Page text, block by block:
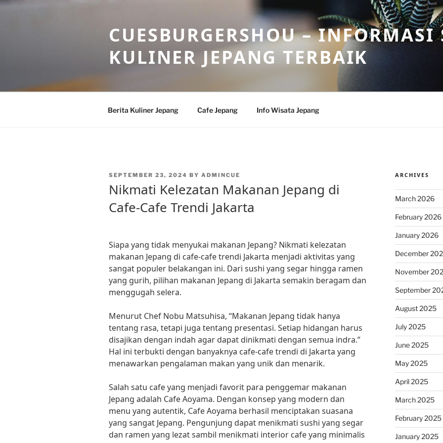
Skip
CUESBURGERSHOU – INFORMASI
KULINER JEPANG TERBAIK
Berita Kuliner Jepang Cafe Jepang Info Wisata Jepang
POSTED
SEPTEMBER 23, 2024 BY ADMINCUE
Nikmati Kelezatan Makanan Jepang di
Cafe-Cafe Trendi Jakarta
Siapa yang tidak menyukai makanan Jepang? Nikmati kelezatan
makanan Jepang di cafe-cafe trendi Jakarta menjadi aktivitas yang
sangat populer belakangan ini. Dari sushi yang segar hingga ramen
yang gurih, pilihan makanan Jepang di Jakarta semakin beragam dan
menggugah selera.
Menurut Chef Nobu Matsuhisa, “Makanan Jepang tidak hanya
tentang rasa, tetapi juga tentang presentasi. Setiap hidangan harus
disajikan dengan indah agar dapat dinikmati dengan semua indra.”
Hal ini terbukti dengan banyaknya cafe-cafe trendi di Jakarta yang
menawarkan pengalaman makan yang unik dan menarik.
Salah satu cafe yang menjadi favorit para penggemar makanan
Jepang adalah Cafe Aoyama. Dengan konsep yang modern dan
menu yang autentik, Cafe Aoyama berhasil menciptakan suasana
yang sangat Jepang. Pengunjung dapat menikmati sushi yang segar
dan ramen yang lezat sambil menikmati interior cafe yang minimalis
ARCHIVES
March 2026
February 2026
January 2026
December
November
September
August 2025
July 2025
June 2025
May 2025
April 2025
March 2025
February 2025
January 2025